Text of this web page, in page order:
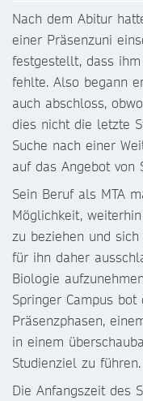
Nach dem Abitur
einer Präsenzuni
festgestellt, dass
fehlte. Also begann
auch abschloss,
dies nicht die letzte
Suche nach einer
auf das Angebot von
Sein Beruf als MTA
Möglichkeit,
zu beziehen und
für ihn daher
Biologie
Springer Campus
Präsenzphasen,
in einem
Studienziel zu führen.
Die Anfangszeit des